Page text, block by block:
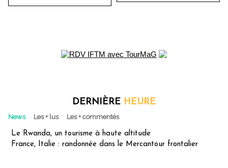
DERNIÈRE HEURE
News Les + lus Les + commentés
Le Rwanda, un tourisme à haute altitude
France, Italie : randonnée dans le Mercantour frontalier